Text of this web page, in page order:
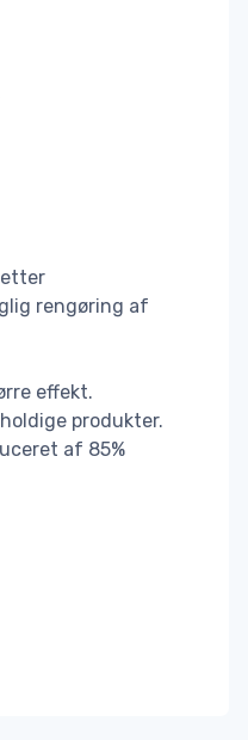
rengøring af
effekt.
produkter.
af 85%